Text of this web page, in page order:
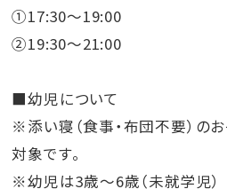
①17:30～19:00
②19:30～21:00
■幼児について
※添い寝（食事・布団不要）の
対象です。
※幼児は3歳～6歳（未就学児）